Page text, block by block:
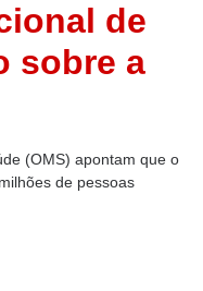
de
sobre a
(OMS) apontam que o
de pessoas